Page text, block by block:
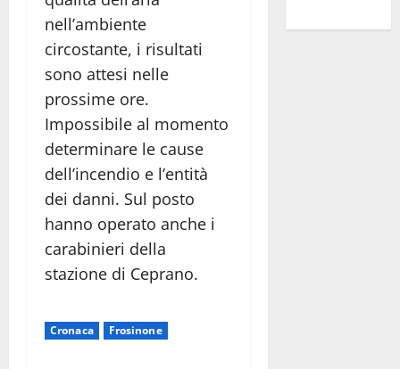
nell’ambiente
circostante, i risultati
sono attesi nelle
prossime ore.
Impossibile al momento
determinare le cause
dell’incendio e l’entità
dei danni. Sul posto
hanno operato anche i
carabinieri della
stazione di Ceprano.
Cronaca Frosinone
euro